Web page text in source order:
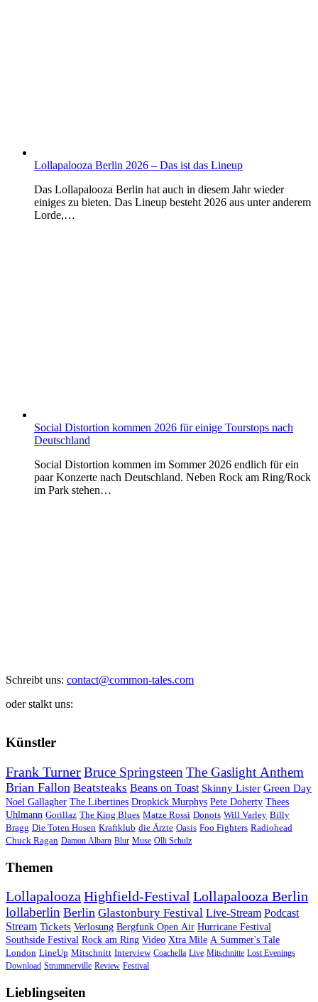
Lollapalooza Berlin 2026 – Das ist das Lineup
Das Lollapalooza Berlin hat auch in diesem Jahr wieder
einiges zu bieten. Das Lineup besteht 2026 aus unter anderem
Lorde,…
Social Distortion kommen 2026 für einige Tourstops nach
Deutschland
Social Distortion kommen im Sommer 2026 endlich für ein
paar Konzerte nach Deutschland. Neben Rock am Ring/Rock
im Park stehen…
Schreibt uns: contact@common-tales.com
oder stalkt uns:
Künstler
Frank TurnerBruce Springsteen The Gaslight Anthem
Brian Fallon Beatsteaks Beans on Toast Skinny Lister Green Day
Noel Gallagher The Libertines Dropkick Murphys Pete Doherty Thees
Uhlmann Gorillaz The King Blues Matze Rossi Donots Will Varley Billy
Bragg Die Toten Hosen Kraftklub die Ärzte Oasis Foo Fighters Radiohead
Chuck Ragan Damon Albarn Blur Muse Olli Schulz
Themen
Lollapalooza Highfield-Festival Lollapalooza Berlin
lollaberlin Berlin Glastonbury Festival Live-Stream Podcast
Stream Tickets Verlosung Bergfunk Open Air Hurricane Festival
Southside Festival Rock am Ring Video Xtra Mile A Summer's Tale
London LineUp Mitschnitt Interview Coachella Live Mitschnitte Lost Evenings
Download Strummerville Review Festival
Lieblingseiten